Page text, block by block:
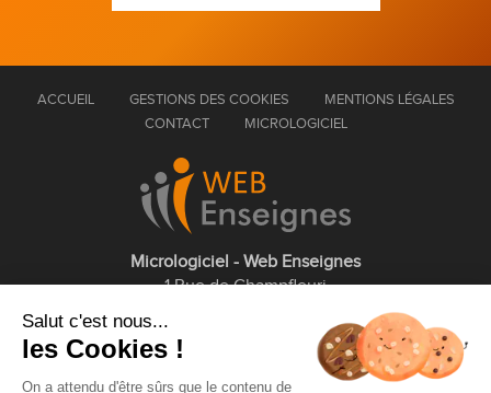
ACCUEIL GESTIONS DES COOKIES
MENTIONS LÉGALES
CONTACT
MICROLOGICIEL
Micrologiciel - Web Enseignes
1 Rue de Champfleuri
01 75 43 63 60
Salut c'est nous...
les Cookies !
On a attendu d'être sûrs que le contenu de